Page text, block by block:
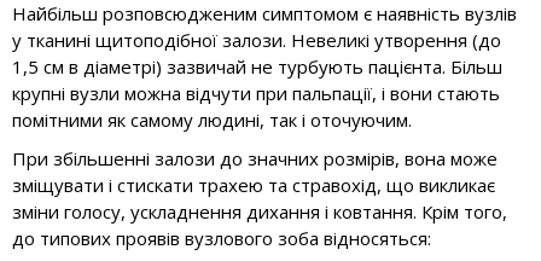
Найбільш розповсюдженим симптомом є наявність вузлів
у тканині щитоподібної залози. Невеликі утворення (до
1,5 см в діаметрі) зазвичай не турбують пацієнта. Більш
крупні вузли можна відчути при пальпації, і вони стають
помітними як самому людині, так і оточуючим.
При збільшенні залози до значних розмірів, вона може
зміщувати і стискати трахею та стравохід, що викликає
зміни голосу, ускладнення дихання і ковтання. Крім того,
до типових проявів вузлового зоба відносяться: